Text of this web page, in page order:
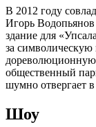
В 2012 году
Игорь
здание для
за символическую
дореволюционную
общественный
шумно отвергает
Шоу